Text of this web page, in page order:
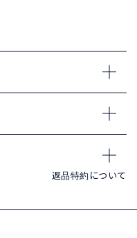
返品特約について